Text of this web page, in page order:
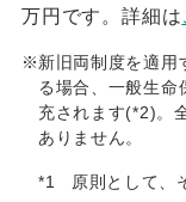
万円です。詳細は
※新旧両制度を適
る場合、一般生命
充されます(*2)。
ありません。
*1
原則として、